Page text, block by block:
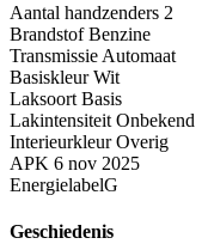
Aantal handzenders 2
Brandstof Benzine
Transmissie Automaat
Basiskleur Wit
Laksoort Basis
Lakintensiteit Onbekend
Interieurkleur Overig
APK 6 nov 2025
EnergielabelG
Geschiedenis